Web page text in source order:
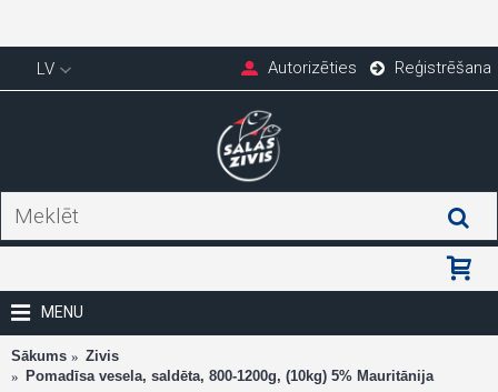
LV Autorizēties Reģistrēšana
MENU
Sākums
Zivis
Pomadīsa vesela, saldēta, 800-1200g, (10kg) 5% Mauritānija